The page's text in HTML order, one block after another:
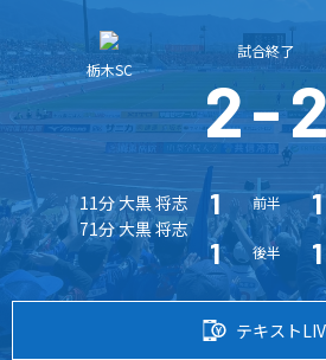
栃木SC
試合終了
2-
11分 大黒 将志
71分 大黒 将志
1 前半 1
1 後半 1
テキスト